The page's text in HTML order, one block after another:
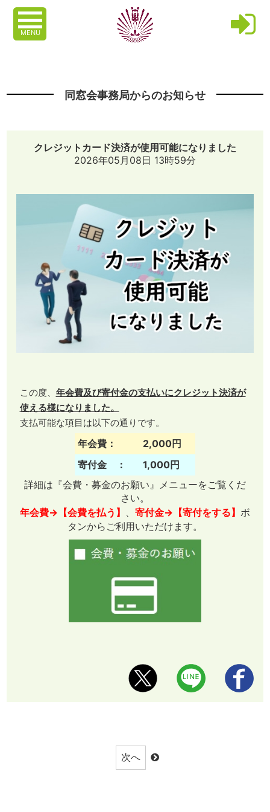
MENU
同窓会事務局からのお知らせ
クレジットカード決済が使用可能になりました
2026年05月08日 13時59分
この度、 年会費及び寄付金の支払いにクレジット決済が
使える様になりました。
支払可能な項目は以下の通りです。
年会費：
2,000円
寄付金 ：
1,000円
詳細は『会費・募金のお願い』メニューをご覧くだ
さい。
年会費→【会費を払う】
寄付金→【寄付をする】 ボ
タンからご利用いただけます。